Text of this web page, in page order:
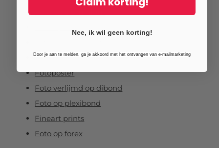
Tuinposters
Fotoposter
Foto verlijmd op dibond
Foto op plexibond
Fineart prints
Foto op forex
Nee, ik wil geen korting!
Door je aan te melden, ga je akkoord met het ontvangen van e-mailmarketing